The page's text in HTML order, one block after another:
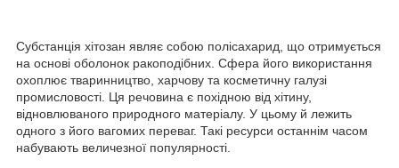
Субстанція хітозан являє собою полісахарид, що отримується
на основі оболонок ракоподібних. Сфера його використання
охоплює тваринництво, харчову та косметичну галузі
промисловості. Ця речовина є похідною від хітину,
відновлюваного природного матеріалу. У цьому й лежить
одного з його вагомих переваг. Такі ресурси останнім часом
набувають величезної популярності.